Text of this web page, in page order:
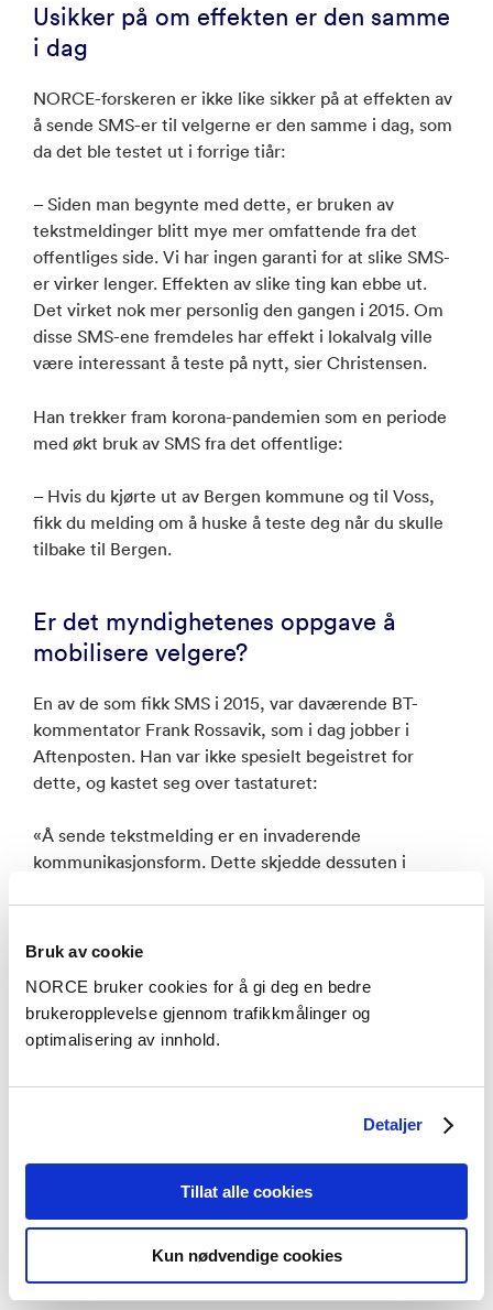
Bruk av cookie
NORCE bruker cookies for å gi deg en bedre
brukeropplevelse gjennom trafikkmålinger og
optimalisering av innhold.
Detaljer
Tillat alle cookies
Kun nødvendige cookies
Usikker på om effekten er den samme
i dag
NORCE-forskeren er ikke like sikker på at effekten av
å sende SMS-er til velgerne er den samme i dag, som
da det ble testet ut i forrige tiår:
– Siden man begynte med dette, er bruken av
tekstmeldinger blitt mye mer omfattende fra det
offentliges side. Vi har ingen garanti for at slike SMS-
er virker lenger. Effekten av slike ting kan ebbe ut.
Det virket nok mer personlig den gangen i 2015. Om
disse SMS-ene fremdeles har effekt i lokalvalg ville
være interessant å teste på nytt, sier Christensen.
Han trekker fram korona-pandemien som en periode
med økt bruk av SMS fra det offentlige:
– Hvis du kjørte ut av Bergen kommune og til Voss,
fikk du melding om å huske å teste deg når du skulle
tilbake til Bergen.
Er det myndighetenes oppgave å
mobilisere velgere?
En av de som fikk SMS i 2015, var daværende BT-
kommentator Frank Rossavik, som i dag jobber i
Aftenposten. Han var ikke spesielt begeistret for
dette, og kastet seg over tastaturet:
«Å sende tekstmelding er en invaderende
kommunikasjonsform. Dette skjedde dessuten i
noen negative tilbakemeldinger, minnes valgforsker
Dag Arne Christensen.
husker ett eksempel der det stod i en melding at man
som hadde stemt. Det hadde selvfølgelig aldri gått i
Norge, noe slikt ville verken vi eller myndighetene
gjennomført, legger Christensen til.